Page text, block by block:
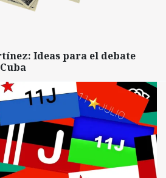
Ideas para el debate